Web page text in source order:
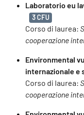
Laboratorio eu
3 CFU
Corso di laurea:
cooperazione
Environmental
internazionale e
Corso di laurea:
cooperazione